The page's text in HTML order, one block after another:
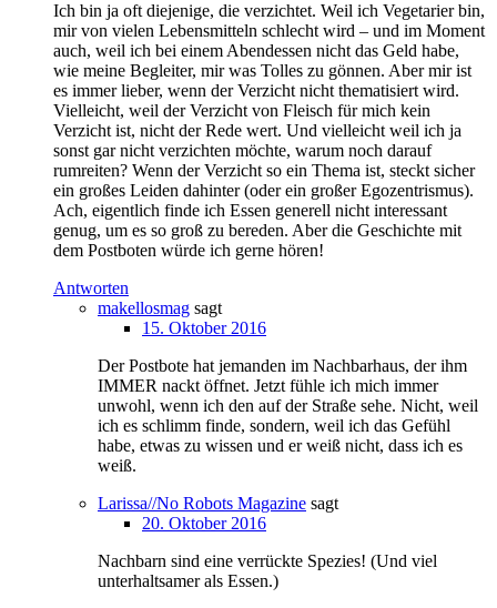
Ich bin ja oft diejenige, die verzichtet. Weil ich Vegetarier bin,
mir von vielen Lebensmitteln schlecht wird – und im Moment
auch, weil ich bei einem Abendessen nicht das Geld habe,
wie meine Begleiter, mir was Tolles zu gönnen. Aber mir ist
es immer lieber, wenn der Verzicht nicht thematisiert wird.
Vielleicht, weil der Verzicht von Fleisch für mich kein
Verzicht ist, nicht der Rede wert. Und vielleicht weil ich ja
sonst gar nicht verzichten möchte, warum noch darauf
rumreiten? Wenn der Verzicht so ein Thema ist, steckt sicher
ein großes Leiden dahinter (oder ein großer Egozentrismus).
Ach, eigentlich finde ich Essen generell nicht interessant
genug, um es so groß zu bereden. Aber die Geschichte mit
dem Postboten würde ich gerne hören!
Antworten
makellosmag sagt
15. Oktober 2016
Der Postbote hat jemanden im Nachbarhaus, der ihm
IMMER nackt öffnet. Jetzt fühle ich mich immer
unwohl, wenn ich den auf der Straße sehe. Nicht, weil
ich es schlimm finde, sondern, weil ich das Gefühl
habe, etwas zu wissen und er weiß nicht, dass ich es
weiß.
Larissa//No Robots Magazine sagt
20. Oktober 2016
Nachbarn sind eine verrückte Spezies! (Und viel
unterhaltsamer als Essen.)